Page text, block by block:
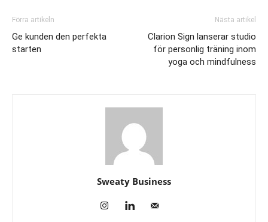
Förra artikeln
Ge kunden den perfekta
starten
Nästa artikel
Clarion Sign lanserar studio
för personlig träning inom
yoga och mindfulness
Sweaty Business